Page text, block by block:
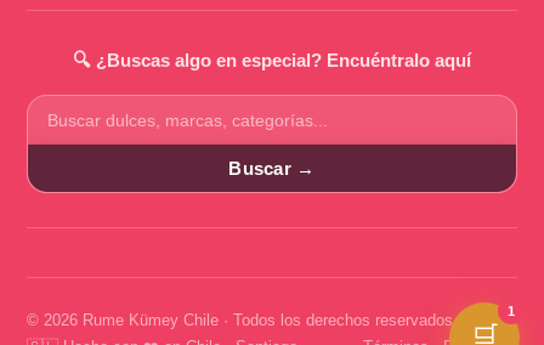
🔍 ¿Buscas algo en especial? Encuéntralo aquí
Buscar
productos
Buscar →
© 2026 Rume Kümey Chile · Todos los derechos reservados
🛒
1